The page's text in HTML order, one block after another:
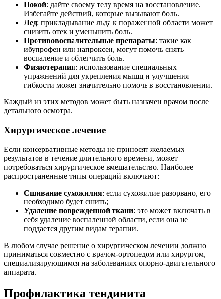
Покой: дайте своему телу время на восстановление.
Избегайте действий, которые вызывают боль.
Лед: прикладывание льда к пораженной области может
снизить отек и уменьшить боль.
Противовоспалительные препараты: такие как
ибупрофен или напроксен, могут помочь снять
воспаление и облегчить боль.
Физиотерапия: использование специальных
упражнений для укрепления мышц и улучшения
гибкости может значительно помочь в восстановлении.
Каждый из этих методов может быть назначен врачом после
детального осмотра.
Хирургическое лечение
Если консервативные методы не приносят желаемых
результатов в течение длительного времени, может
потребоваться хирургическое вмешательство. Наиболее
распространенные типы операций включают:
Сшивание сухожилия: если сухожилие разорвано, его
необходимо будет сшить;
Удаление поврежденной ткани: это может включать в
себя удаление воспаленной области, если она не
поддается другим видам терапии.
В любом случае решение о хирургическом лечении должно
приниматься совместно с врачом-ортопедом или хирургом,
специализирующимся на заболеваниях опорно-двигательного
аппарата.
Профилактика тендинита